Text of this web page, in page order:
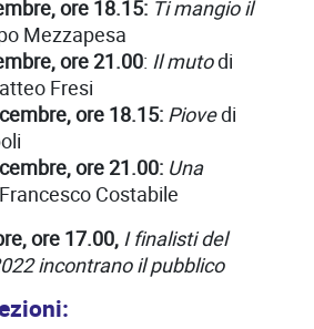
ore 18.15: Ti mangio il
Mezzapesa
ore 21.00: Il mutodi
Fresi
ore 18.15: Piovedi
ore 21.00: Una
Costabile
ore 17.00, I finalisti del
incontrano il pubblico